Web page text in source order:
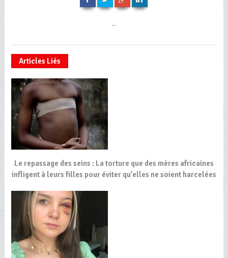
...
Articles Liés
Le repassage des seins : La torture que des mères africaines
infligent à leurs filles pour éviter qu’elles ne soient harcelées